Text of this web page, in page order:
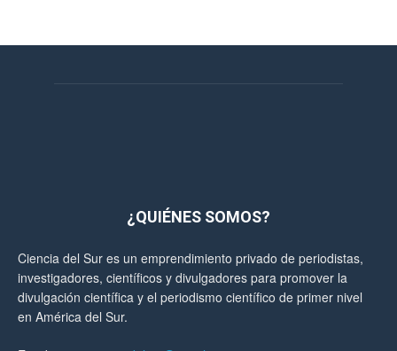
¿QUIÉNES SOMOS?
Ciencia del Sur es un emprendimiento privado de periodistas,
investigadores, científicos y divulgadores para promover la
divulgación científica y el periodismo científico de primer nivel
en América del Sur.